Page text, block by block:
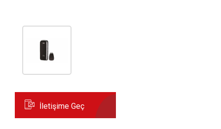
İletişime Geç